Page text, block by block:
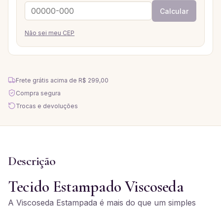
Calcular
Não sei meu CEP
Frete grátis acima de R$ 299,00
Compra segura
Trocas e devoluções
Descrição
Tecido Estampado Viscoseda
A Viscoseda Estampada é mais do que um simples